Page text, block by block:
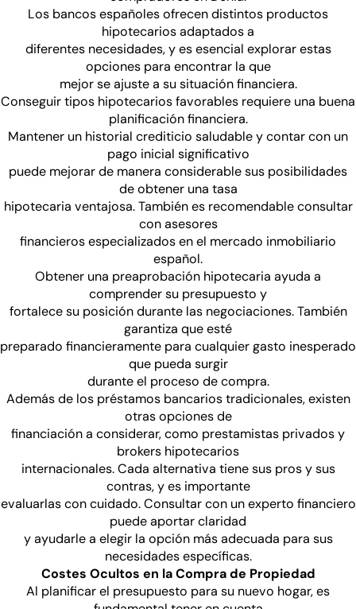
Los bancos españoles ofrecen distintos productos
hipotecarios adaptados a
diferentes necesidades, y es esencial explorar estas
opciones para encontrar la que
mejor se ajuste a su situación financiera.
Conseguir tipos hipotecarios favorables requiere una buena
planificación financiera.
Mantener un historial crediticio saludable y contar con un
pago inicial significativo
puede mejorar de manera considerable sus posibilidades
de obtener una tasa
hipotecaria ventajosa. También es recomendable consultar
con asesores
financieros especializados en el mercado inmobiliario
español.
Obtener una preaprobación hipotecaria ayuda a
comprender su presupuesto y
fortalece su posición durante las negociaciones. También
garantiza que esté
preparado financieramente para cualquier gasto inesperado
que pueda surgir
durante el proceso de compra.
Además de los préstamos bancarios tradicionales, existen
otras opciones de
financiación a considerar, como prestamistas privados y
brokers hipotecarios
internacionales. Cada alternativa tiene sus pros y sus
contras, y es importante
evaluarlas con cuidado. Consultar con un experto financiero
puede aportar claridad
y ayudarle a elegir la opción más adecuada para sus
necesidades específicas.
Costes Ocultos en la Compra de Propiedad
Al planificar el presupuesto para su nuevo hogar, es